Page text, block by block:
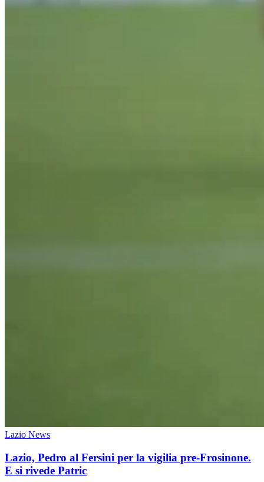
Lazio News
Lazio, Pedro al Fersini per la vigilia pre-Frosinone.
E si rivede Patric